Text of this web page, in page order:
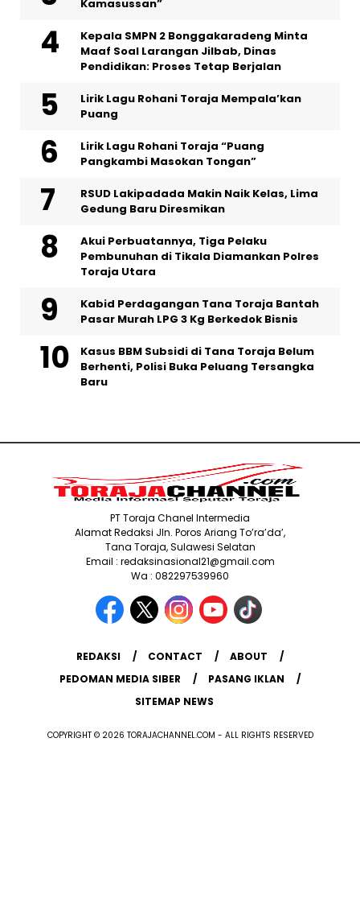
Kamasussan”
Kepala SMPN 2 Bonggakaradeng Minta
Maaf Soal Larangan Jilbab, Dinas
Pendidikan: Proses Tetap Berjalan
Lirik Lagu Rohani Toraja Mempala’kan
Puang
Lirik Lagu Rohani Toraja “Puang
Pangkambi Masokan Tongan”
RSUD Lakipadada Makin Naik Kelas, Lima
Gedung Baru Diresmikan
Akui Perbuatannya, Tiga Pelaku
Pembunuhan di Tikala Diamankan Polres
Toraja Utara
Kabid Perdagangan Tana Toraja Bantah
Pasar Murah LPG 3 Kg Berkedok Bisnis
Kasus BBM Subsidi di Tana Toraja Belum
Berhenti, Polisi Buka Peluang Tersangka
Baru
PT Toraja Chanel Intermedia
Alamat Redaksi Jln. Poros Ariang To’ra’da’,
Tana Toraja, Sulawesi Selatan
Email : redaksinasional21@gmail.com
Wa : 082297539960
REDAKSI CONTACT
ABOUT
PEDOMAN MEDIA SIBER
PASANG IKLAN
SITEMAP NEWS
COPYRIGHT © 2026 TORAJACHANNEL.COM - ALL RIGHTS RESERVED